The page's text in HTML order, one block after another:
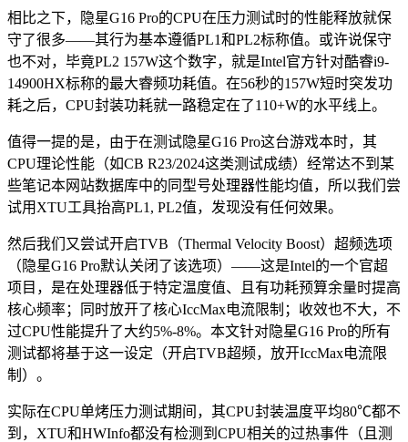
相比之下，隐星G16 Pro的CPU在压力测试时的性能释放就保
守了很多——其行为基本遵循PL1和PL2标称值。或许说保守
也不对，毕竟PL2 157W这个数字，就是Intel官方针对酷睿i9-
14900HX标称的最大睿频功耗值。在56秒的157W短时突发功
耗之后，CPU封装功耗就一路稳定在了110+W的水平线上。
值得一提的是，由于在测试隐星G16 Pro这台游戏本时，其
CPU理论性能（如CB R23/2024这类测试成绩）经常达不到某
些笔记本网站数据库中的同型号处理器性能均值，所以我们尝
试用XTU工具抬高PL1, PL2值，发现没有任何效果。
然后我们又尝试开启TVB（Thermal Velocity Boost）超频选项
（隐星G16 Pro默认关闭了该选项）——这是Intel的一个官超
项目，是在处理器低于特定温度值、且有功耗预算余量时提高
核心频率；同时放开了核心IccMax电流限制；收效也不大，不
过CPU性能提升了大约5%-8%。本文针对隐星G16 Pro的所有
测试都将基于这一设定（开启TVB超频，放开IccMax电流限
制）。
实际在CPU单烤压力测试期间，其CPU封装温度平均80℃都不
到，XTU和HWInfo都没有检测到CPU相关的过热事件（且测